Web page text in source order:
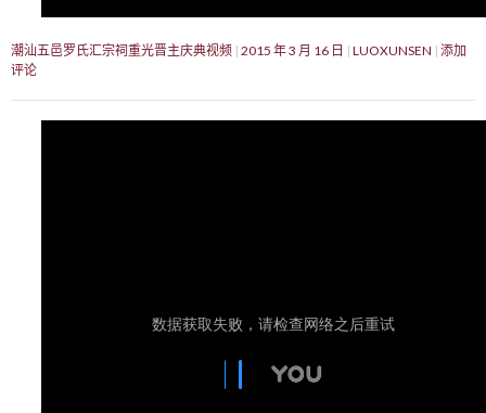
潮汕五邑罗氏汇宗祠重光晋主庆典视频 2015 年 3 月 16 日 LUOXUNSEN 添加
评论